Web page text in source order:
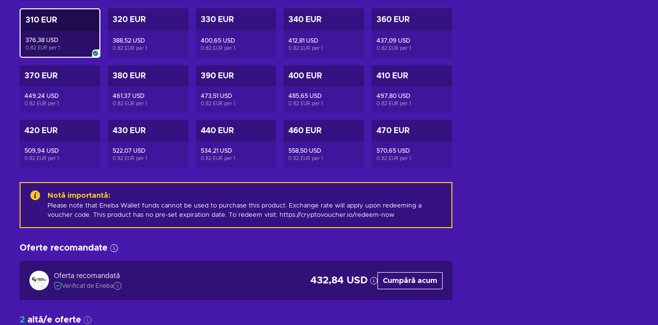
310 EUR
376,38 USD
0.82 EUR per 1
320 EUR
388,52 USD
0.82 EUR per 1
330 EUR
400,65 USD
0.82 EUR per 1
340 EUR
412,81 USD
0.82 EUR per1
360 EUR
437,09 USD
0.82 EUR per1
370 EUR
449,24 USD
0.82 EUR per 1
380 EUR
461,37 USD
0.82 EUR per 1
390 EUR
473,51 USD
0.82 EUR per 1
400 EUR
485,65 USD
0.82 EUR per1
410 EUR
497,80 USD
0.82 EUR per1
420 EUR
509,94 USD
0.82 EUR per 1
430 EUR
522,07 USD
0.82 EUR per 1
440 EUR
534,21 USD
0.82 EUR per 1
460 EUR
558,50 USD
0.82 EUR per1
470 EUR
570,65 USD
0.82 EUR per1
Notă importantă:
Please note that Eneba Wallet funds cannot be used to purchase this product. Exchange rate will apply upon redeeming a
voucher code. This product has no pre-set expiration date. To redeem visit: https://cryptovoucher.io/redeem-now
Oferte recomandate
Oferta recomandată
Verificat de Eneba
432,84 USD Cumpără acum
2 altă/e oferte